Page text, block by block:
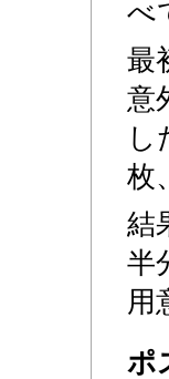
べ
最
意
し
枚
結
半
用
ポ